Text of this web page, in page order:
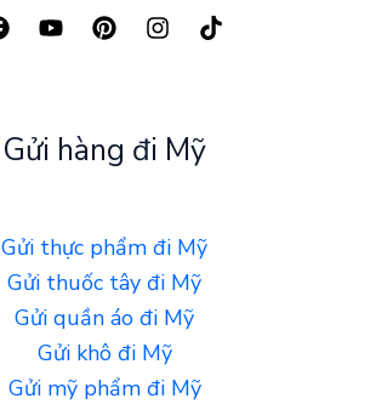
Gửi hàng đi Mỹ
Gửi thực phẩm đi Mỹ
Gửi thuốc tây đi Mỹ
Gửi quần áo đi Mỹ
Gửi khô đi Mỹ
Gửi mỹ phẩm đi Mỹ